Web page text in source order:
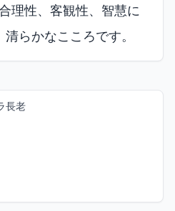
理性、客観性、智慧に
らかなこころです。
長老